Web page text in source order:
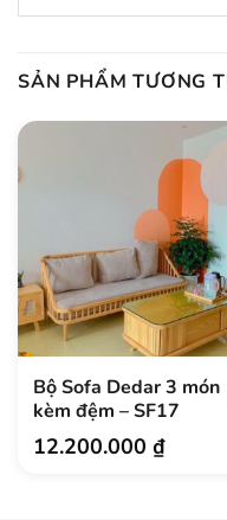
SẢN PHẨM TƯƠNG
Bộ Sofa Dedar 3 món
kèm đệm – SF17
12.200.000₫